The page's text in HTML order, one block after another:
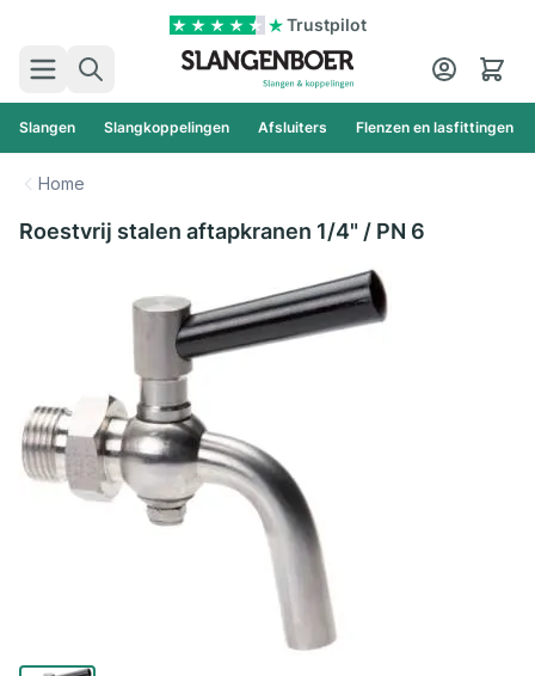
Trustpilot
Zoek
Cart
Slangen Slangkoppelingen Afsluiters Flenzen en lasfittingen
Home
Roestvrij stalen aftapkranen 1/4" / PN 6